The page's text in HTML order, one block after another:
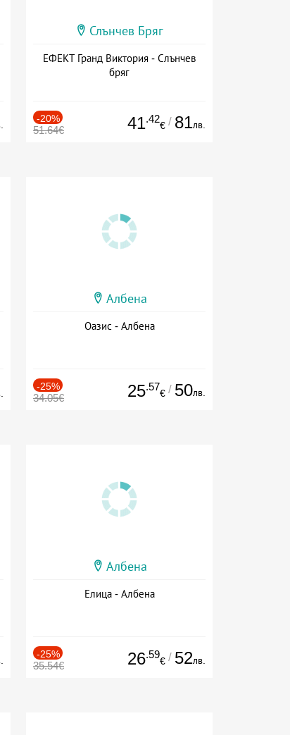
Слънчев Бряг
ЕФЕКТ Гранд Виктория - Слънчев
бряг
-20%
51.64€ 41.42
€ / 81лв.
Албена
Оазис - Албена
-25%
34.05€ 25.57
€ / 50лв.
Албена
Елица - Албена
-25%
35.54€ 26.59
€ / 52лв.